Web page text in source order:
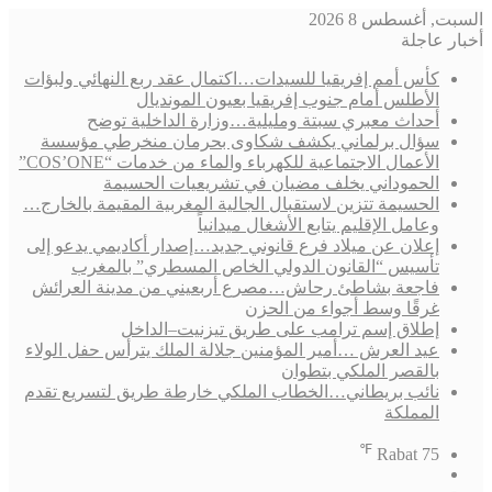
السبت, أغسطس 8 2026
أخبار عاجلة
كأس أمم إفريقيا للسيدات…اكتمال عقد ربع النهائي ولبؤات
الأطلس أمام جنوب إفريقيا بعيون المونديال
أحداث معبري سبتة ومليلية…وزارة الداخلية توضح
سؤال برلماني يكشف شكاوى بحرمان منخرطي مؤسسة
الأعمال الاجتماعية للكهرباء والماء من خدمات “COS’ONE”
الحموداني يخلف مضيان في تشريعيات الحسيمة
الحسيمة تتزين لاستقبال الجالية المغربية المقيمة بالخارج…
وعامل الإقليم يتابع الأشغال ميدانياً
إعلان عن ميلاد فرع قانوني جديد…إصدار أكاديمي يدعو إلى
تأسيس “القانون الدولي الخاص المسطري” بالمغرب
فاجعة بشاطئ رحاش…مصرع أربعيني من مدينة العرائش
غرقًا وسط أجواء من الحزن
إطلاق إسم ترامب على طريق تيزنيت–الداخل
عيد العرش …أمير المؤمنين جلالة الملك يترأس حفل الولاء
بالقصر الملكي بتطوان
نائب بريطاني…الخطاب الملكي خارطة طريق لتسريع تقدم
المملكة
Rabat 75
℉